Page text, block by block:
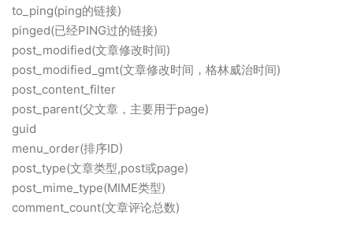
to_ping(ping的链接)
pinged(已经PING过的链接)
post_modified(文章修改时间)
post_modified_gmt(文章修改时间，格林威治时间)
post_content_filter
post_parent(父文章，主要用于page)
guid
menu_order(排序ID)
post_type(文章类型,post或page)
post_mime_type(MIME类型)
comment_count(文章评论总数)